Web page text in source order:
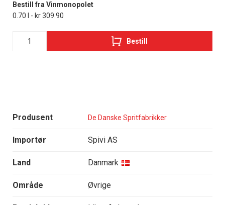
Produsent De Danske Spritfabrikker
Importør Spivi AS
Land Danmark
Område Øvrige
Bestill fra Vinmonopolet
0.70 l - kr 309.90
Bestill